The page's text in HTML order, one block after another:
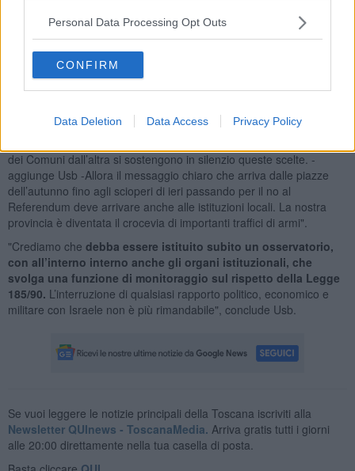
Personal Data Processing Opt Outs
CONFIRM
Data Deletion Data Access Privacy Policy
poche centinaia di metri dalla nave rigassificatrice e le banchine
adibite al trasporto passegeri. Basti pensare alla richiesta di utilizzo
militare di alcune banchine portuali per testare sottomarini nucleari
a Livorno mentre le armi da e per la base di Camp Darby
continuano a transitare nel nostro porto nonostante blocchi e
per la fabbrica Wass".
dei Comuni dall’altra si sostengono in silenzio queste scelte. -
aggiunge Usb -Allora il messaggio chiaro che arriva dalle piazze
dell’autunno fino agli scioperi di ieri passando per il no al
Referendum deve arrivare anche alle istituzioni locali. La nostra
provincia è diventata il crocevia di importanti traffici di armi".
"Crediamo che debba essere istituito subito un osservatorio,
con all’interno interno anche gli organi istituzionali, che
svolga una funzione di monitoraggio sul rispetto della Legge
185/90. L’interruzione di qualsiasi rapporto politico, economico e
militare con Israele non è più rimandabile", conclude Usb.
Se vuoi leggere le notizie principali della Toscana iscriviti alla
Newsletter QUInews - ToscanaMedia. Arriva gratis tutti i giorni
alle 20:00 direttamente nella tua casella di posta.